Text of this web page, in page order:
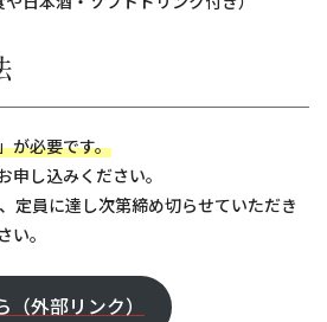
が必要です。
し込みください。
定員に達し次第締め切らせていただき
。
外部リンク）